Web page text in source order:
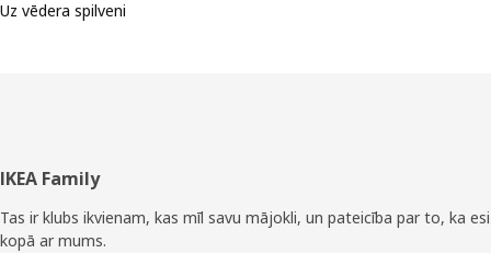
Uz vēdera spilveni
Kājene
IKEA Family
Tas ir klubs ikvienam, kas mīl savu mājokli, un pateicība par to, ka esi
kopā ar mums.